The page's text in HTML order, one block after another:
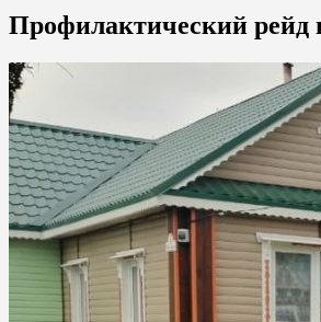
Профилактический рейд